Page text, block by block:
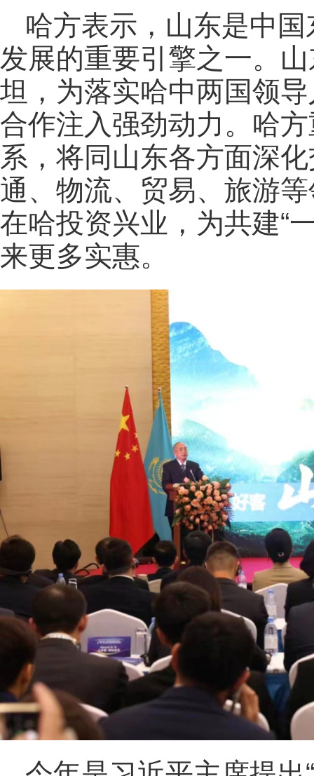
哈方表示，山东是中
发展的重要引擎之一。
坦，为落实哈中两国领
合作注入强劲动力。哈
系，将同山东各方面深
通、物流、贸易、旅游
在哈投资兴业，为共建“
来更多实惠。